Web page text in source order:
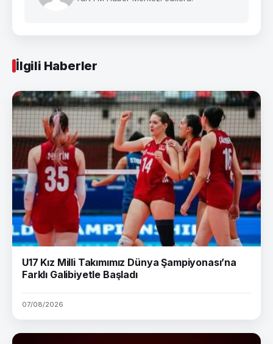
İlgili Haberler
U17 Kız Milli Takımımız Dünya Şampiyonası’na
Farklı Galibiyetle Başladı
07/08/2026